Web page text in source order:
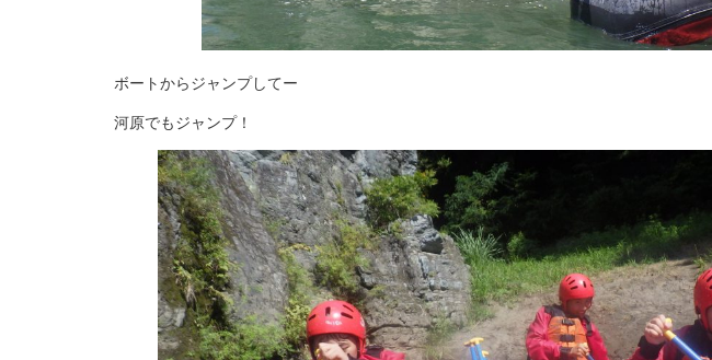
ボートからジャンプしてー
河原でもジャンプ！